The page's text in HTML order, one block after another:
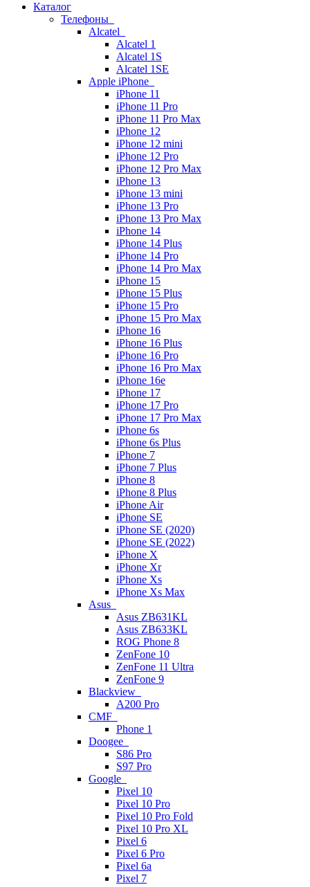
Каталог
Телефоны
Alcatel
Alcatel 1
Alcatel 1S
Alcatel 1SE
Apple iPhone
iPhone 11
iPhone 11 Pro
iPhone 11 Pro Max
iPhone 12
iPhone 12 mini
iPhone 12 Pro
iPhone 12 Pro Max
iPhone 13
iPhone 13 mini
iPhone 13 Pro
iPhone 13 Pro Max
iPhone 14
iPhone 14 Plus
iPhone 14 Pro
iPhone 14 Pro Max
iPhone 15
iPhone 15 Plus
iPhone 15 Pro
iPhone 15 Pro Max
iPhone 16
iPhone 16 Plus
iPhone 16 Pro
iPhone 16 Pro Max
iPhone 16e
iPhone 17
iPhone 17 Pro
iPhone 17 Pro Max
iPhone 6s
iPhone 6s Plus
iPhone 7
iPhone 7 Plus
iPhone 8
iPhone 8 Plus
iPhone Air
iPhone SE
iPhone SE (2020)
iPhone SE (2022)
iPhone X
iPhone Xr
iPhone Xs
iPhone Xs Max
Asus
Asus ZB631KL
Asus ZB633KL
ROG Phone 8
ZenFone 10
ZenFone 11 Ultra
ZenFone 9
Blackview
A200 Pro
CMF
Phone 1
Doogee
S86 Pro
S97 Pro
Google
Pixel 10
Pixel 10 Pro
Pixel 10 Pro Fold
Pixel 10 Pro XL
Pixel 6
Pixel 6 Pro
Pixel 6a
Pixel 7